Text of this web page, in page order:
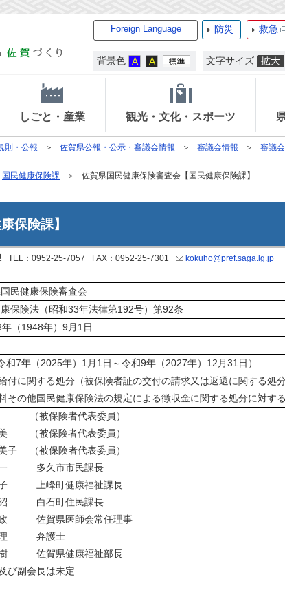
Foreign Language 防災 救急
背景色 文字サイズ
しごと・産業 観光・文化・スポーツ
則・公報 佐賀県公報・公示・審議会情報 審議会情報 審議
国民健康保険課 佐賀県国民健康保険審査会【国民健康保険課】
保険課】
TEL：0952-25-7057 FAX：0952-25-7301 kokuho@pref.saga.lg.jp
民健康保険審査会
保険法（昭和33年法律第192号）第92条
（1948年）9月1日
和7年（2025年）1月1日～令和9年（2027年）12月31日）
付に関する処分（被保険者証の交付の請求又は返還に関する処
その他国民健康保険法の規定による徴収金に関する処分に対す
（被保険者代表委員）
（被保険者代表委員）
子 （被保険者代表委員）
一 多久市市民課長
子 上峰町健康福祉課長
紹 白石町住民課長
政 佐賀県医師会常任理事
理 弁護士
樹 佐賀県健康福祉部長
び副会長は未定